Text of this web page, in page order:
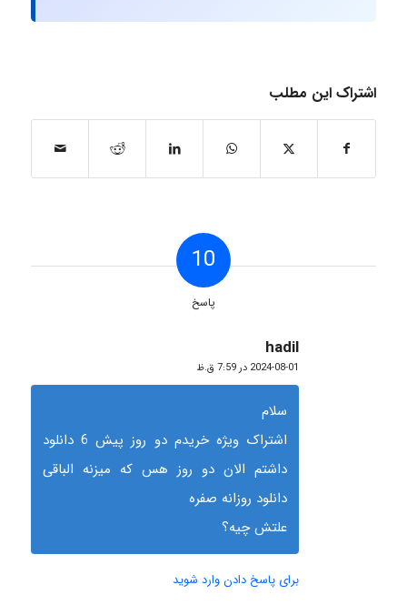
اشتراک این مطلب
10
پاسخ
hadil
گفته:
2024-08-01 در 7:59 ق.ظ
سلام
اشتراک ویژه خریدم دو روز پیش 6 دانلود
داشتم الان دو روز هس که میزنه الباقی
دانلود روزانه صفره
علتش چیه؟
برای پاسخ دادن وارد شوید